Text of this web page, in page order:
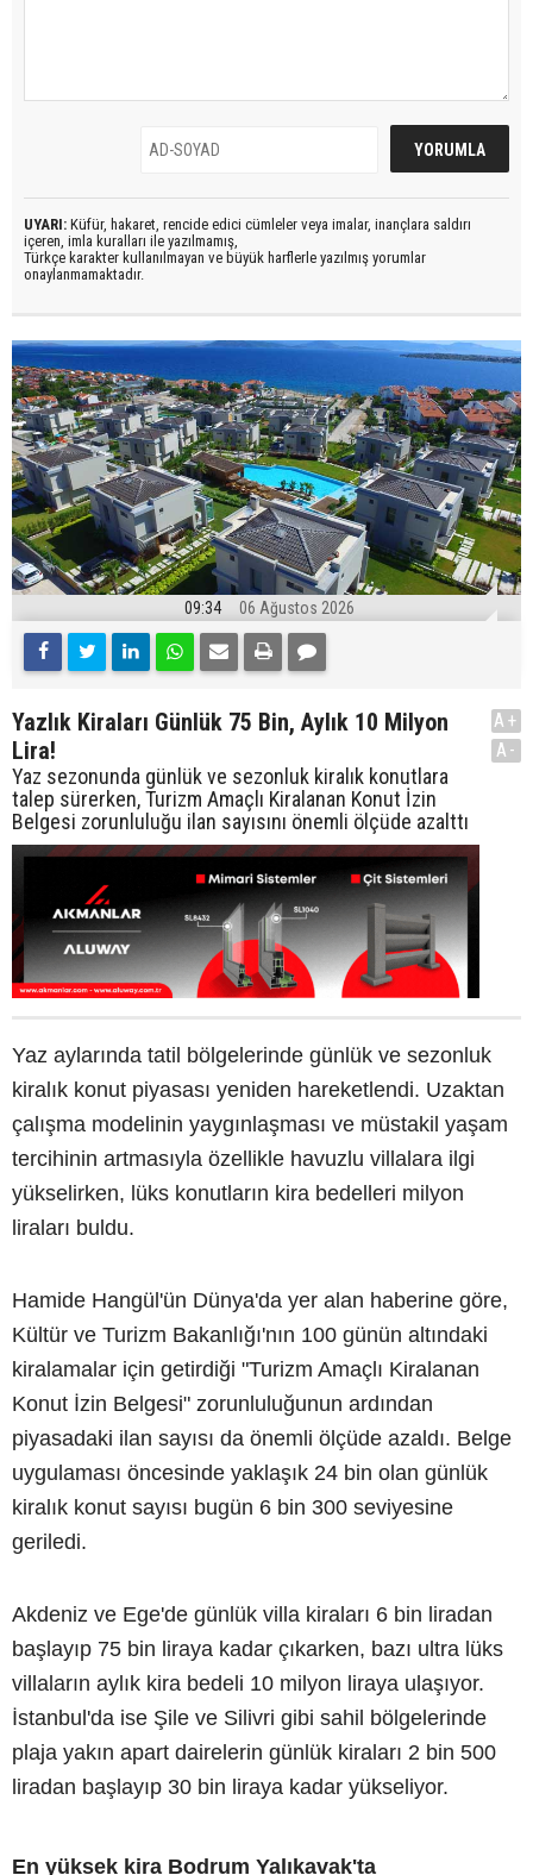
UYARI: Küfür, hakaret, rencide edici cümleler veya imalar, inançlara saldırı
içeren, imla kuralları ile yazılmamış,
Türkçe karakter kullanılmayan ve büyük harflerle yazılmış yorumlar
onaylanmamaktadır.
09:34 06 Ağustos 2026
Yazlık Kiraları Günlük 75 Bin, Aylık 10 Milyon
Lira!
Yaz sezonunda günlük ve sezonluk kiralık konutlara
talep sürerken, Turizm Amaçlı Kiralanan Konut İzin
Belgesi zorunluluğu ilan sayısını önemli ölçüde azalttı
A+
A-
Yaz aylarında tatil bölgelerinde günlük ve sezonluk
kiralık konut piyasası yeniden hareketlendi. Uzaktan
çalışma modelinin yaygınlaşması ve müstakil yaşam
tercihinin artmasıyla özellikle havuzlu villalara ilgi
yükselirken, lüks konutların kira bedelleri milyon
liraları buldu.
Hamide Hangül'ün Dünya'da yer alan haberine göre,
Kültür ve Turizm Bakanlığı'nın 100 günün altındaki
kiralamalar için getirdiği "Turizm Amaçlı Kiralanan
Konut İzin Belgesi" zorunluluğunun ardından
piyasadaki ilan sayısı da önemli ölçüde azaldı. Belge
uygulaması öncesinde yaklaşık 24 bin olan günlük
kiralık konut sayısı bugün 6 bin 300 seviyesine
geriledi.
Akdeniz ve Ege'de günlük villa kiraları 6 bin liradan
başlayıp 75 bin liraya kadar çıkarken, bazı ultra lüks
villaların aylık kira bedeli 10 milyon liraya ulaşıyor.
İstanbul'da ise Şile ve Silivri gibi sahil bölgelerinde
plaja yakın apart dairelerin günlük kiraları 2 bin 500
liradan başlayıp 30 bin liraya kadar yükseliyor.
En yüksek kira Bodrum Yalıkavak'ta